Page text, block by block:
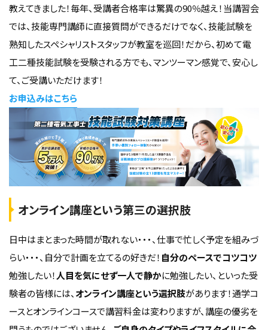
教えてきました！毎年、受講者合格率は驚異の90％越え！当講習会
では、技能専門講師に直接質問ができるだけでなく、技能試験を
熟知したスペシャリストスタッフが教室を巡回！だから、初めて電
工二種技能試験を受験される方でも、マンツーマン感覚で、安心し
て、ご受講いただけます！
お申込みはこちら
オンライン講座という第三の選択肢
日中はまとまった時間が取れない・・・、仕事で忙しく予定を組みづ
らい・・・、自分で計画を立てるの好きだ！ 自分のペースでコツコツ
勉強したい！人目を気にせず一人で静かに勉強したい、といった受
験者の皆様には、 オンライン講座という選択肢があります！通学コ
ースとオンラインコースで講習料金は変わりますが、講座の優劣を